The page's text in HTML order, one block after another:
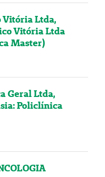
Vitória Ltda,
Vitória Ltda
Master)
Geral Ltda,
Policlínica